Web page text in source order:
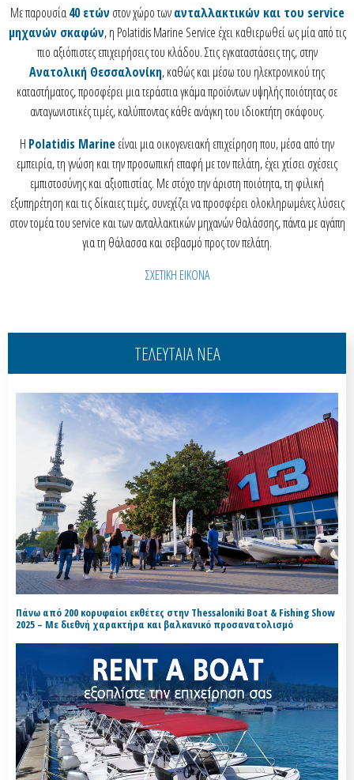
Με παρουσία40 ετών στον χώρο τωνανταλλακτικών και του service
μηχανών σκαφών, η Polatidis Marine Service έχει καθιερωθεί ως μία από τις
πιο αξιόπιστες επιχειρήσεις του κλάδου. Στις εγκαταστάσεις της, στην
Ανατολική Θεσσαλονίκη, καθώς και μέσω του ηλεκτρονικού της
καταστήματος, προσφέρει μια τεράστια γκάμα προϊόντων υψηλής ποιότητας σε
ανταγωνιστικές τιμές, καλύπτοντας κάθε ανάγκη του ιδιοκτήτη σκάφους.
Η Polatidis Marineείναι μια οικογενειακή επιχείρηση που, μέσα από την
εμπειρία, τη γνώση και την προσωπική επαφή με τον πελάτη, έχει χτίσει σχέσεις
εμπιστοσύνης και αξιοπιστίας. Με στόχο την άριστη ποιότητα, τη φιλική
εξυπηρέτηση και τις δίκαιες τιμές, συνεχίζει να προσφέρει ολοκληρωμένες λύσεις
στον τομέα του service και των ανταλλακτικών μηχανών θαλάσσης, πάντα με αγάπη
για τη θάλασσα και σεβασμό προς τον πελάτη.
ΣΧΕΤΙΚΗ ΕΙΚΟΝΑ
ΤΕΛΕΥΤΑΙΑ ΝΕΑ
Πάνω από 200 κορυφαίοι εκθέτες στην Thessaloniki Boat & Fishing Show
2025 – Με διεθνή χαρακτήρα και βαλκανικό προσανατολισμό